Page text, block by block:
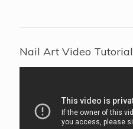
Nail Art Video Tutorial